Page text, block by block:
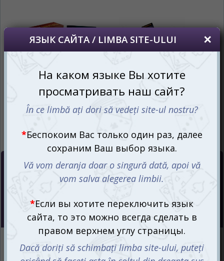
Цена со скидкой:
1015 mdl
Интернет-магазин
Есть в наличии